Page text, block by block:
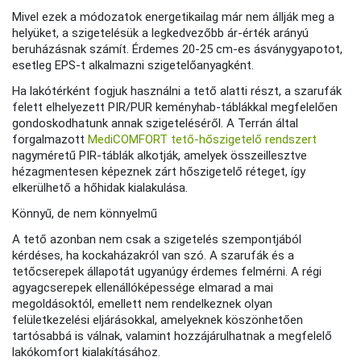
Mivel ezek a módozatok energetikailag már nem állják meg a
helyüket, a szigetelésük a legkedvezőbb ár-érték arányú
beruházásnak számít. Érdemes 20-25 cm-es ásványgyapotot,
esetleg EPS-t alkalmazni szigetelőanyagként.
Ha lakótérként fogjuk használni a tető alatti részt, a szarufák
felett elhelyezett PIR/PUR keményhab-táblákkal megfelelően
gondoskodhatunk annak szigeteléséről. A Terrán által
forgalmazottMediCOMFORT tető-hőszigetelő rendszert
nagyméretű PIR-táblák alkotják, amelyek összeillesztve
hézagmentesen képeznek zárt hőszigetelő réteget, így
elkerülhető a hőhidak kialakulása.
Könnyű, de nem könnyelmű
A tető azonban nem csak a szigetelés szempontjából
kérdéses, ha kockaházakról van szó. A szarufák és a
tetőcserepek állapotát ugyanúgy érdemes felmérni. A régi
agyagcserepek ellenállóképessége elmarad a mai
megoldásoktól, emellett nem rendelkeznek olyan
felületkezelési eljárásokkal, amelyeknek köszönhetően
tartósabbá is válnak, valamint hozzájárulhatnak a megfelelő
lakókomfort kialakításához.